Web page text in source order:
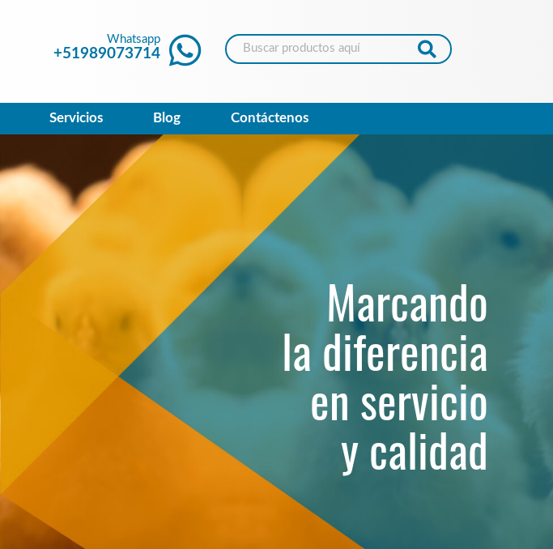
Whatsapp
+51989073714
Servicios Blog Contáctenos
Marcando
la diferencia
en servicio
y calidad
Sus
aminoácidos
esenciales
en un solo
lugar